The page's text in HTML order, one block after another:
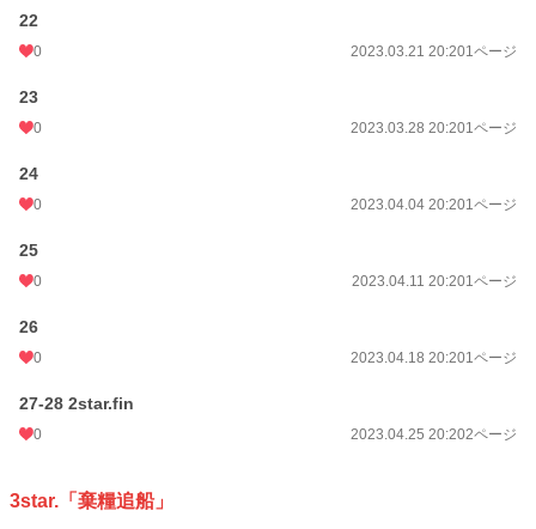
22
0 2023.03.21 20:201ページ
23
0 2023.03.28 20:201ページ
24
0 2023.04.04 20:201ページ
25
0 2023.04.11 20:201ページ
26
0 2023.04.18 20:201ページ
27-28 2star.fin
0 2023.04.25 20:202ページ
3star.「棄糧追船」